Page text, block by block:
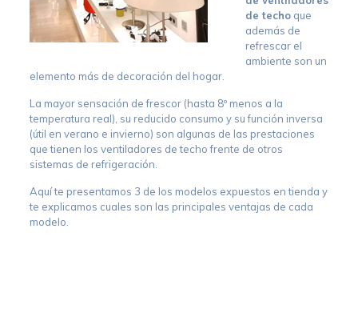
de techoque
además de
refrescar el
ambiente son un
elemento más de decoración del hogar.
La mayor sensación de frescor (hasta 8º menos a la
temperatura real), su reducido consumo y su función inversa
(útil en verano e invierno) son algunas de las prestaciones
que tienen los ventiladores de techo frente de otros
sistemas de refrigeración.
Aquí te presentamos 3 de los modelos expuestos en tienda y
te explicamos cuales son las principales ventajas de cada
modelo.